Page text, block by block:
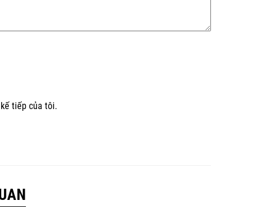
tiếp của tôi.